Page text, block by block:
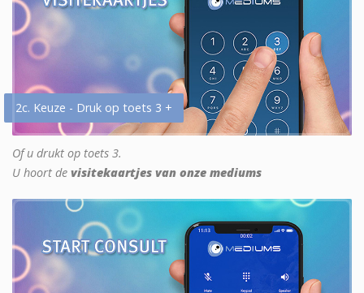
2c. Keuze - Druk op toets 3 +
Of u drukt op toets 3.
U hoort de visitekaartjes van onze mediums